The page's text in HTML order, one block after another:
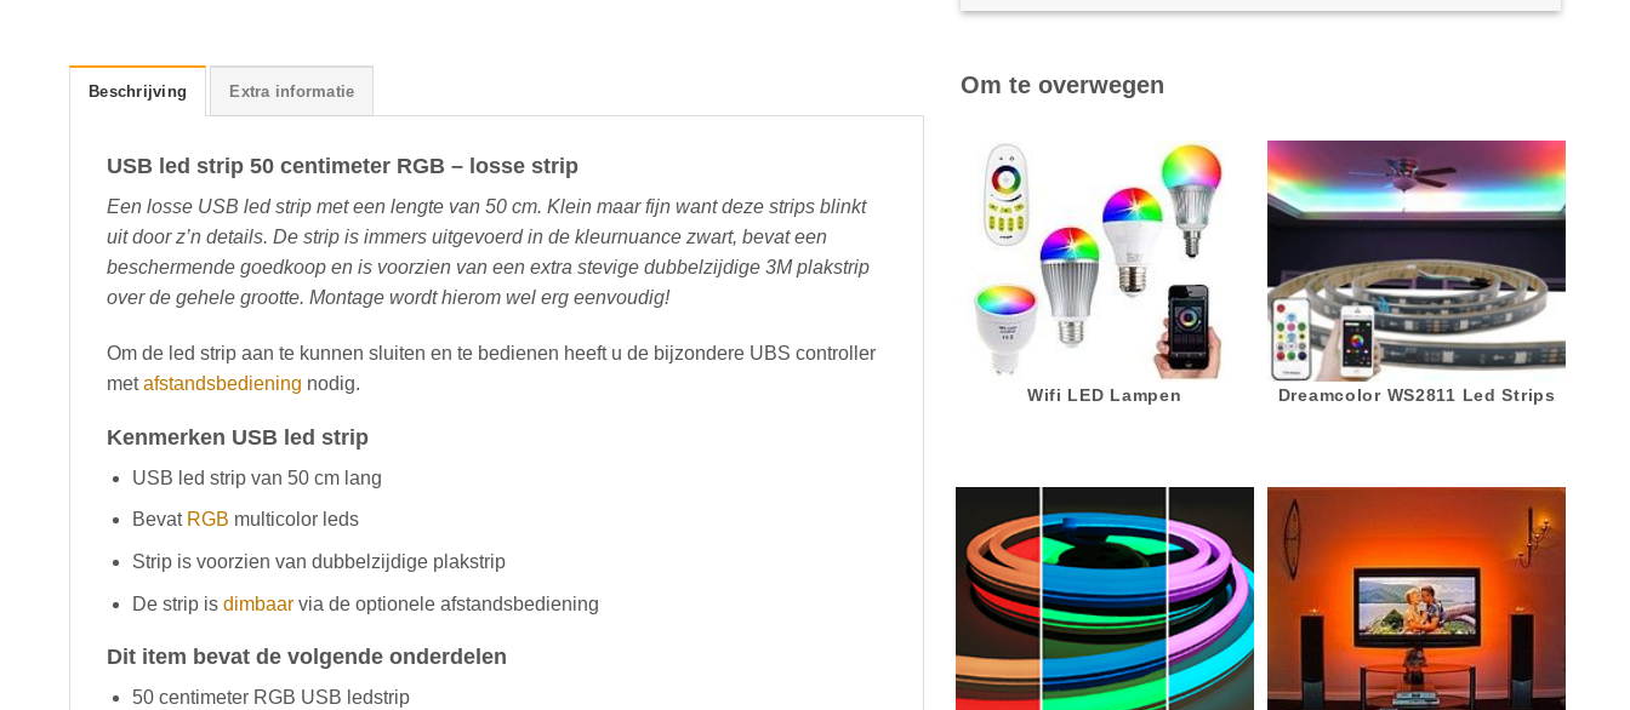
Beschrijving Extra informatie
USB led strip 50 centimeter RGB – losse strip
Een losse USB led strip met een lengte van 50 cm. Klein maar fijn want deze strips blinkt
uit door z’n details. De strip is immers uitgevoerd in de kleurnuance zwart, bevat een
beschermende goedkoop en is voorzien van een extra stevige dubbelzijdige 3M plakstrip
over de gehele grootte. Montage wordt hierom wel erg eenvoudig!
Om de led strip aan te kunnen sluiten en te bedienen heeft u de bijzondere UBS controller
metafstandsbediening nodig.
Kenmerken USB led strip
USB led strip van 50 cm lang
Bevat RGB multicolor leds
Strip is voorzien van dubbelzijdige plakstrip
De strip is dimbaarvia de optionele afstandsbediening
Dit item bevat de volgende onderdelen
50 centimeter RGB USB ledstrip
Om te overwegen
Wifi LED Lampen Dreamcolor WS2811 Led Strips